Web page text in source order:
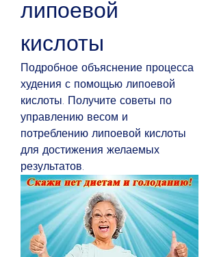
липоевой
кислоты
Подробное объяснение процесса
худения с помощью липоевой
кислоты. Получите советы по
управлению весом и
потреблению липоевой кислоты
для достижения желаемых
результатов.